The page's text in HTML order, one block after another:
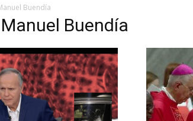
Buendía
Buendía